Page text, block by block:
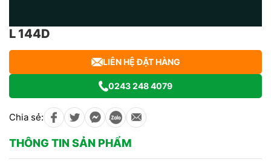
L 144D
LIÊN HỆ ĐẶT HÀNG
0243 248 4079
Chia sẻ:
THÔNG TIN SẢN PHẨM